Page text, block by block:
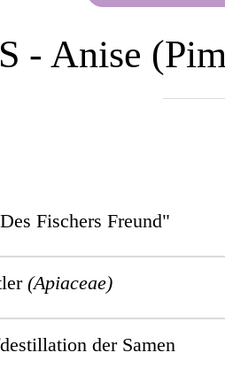
- Anise
Fischers Freund"
(Apiaceae)
der Samen